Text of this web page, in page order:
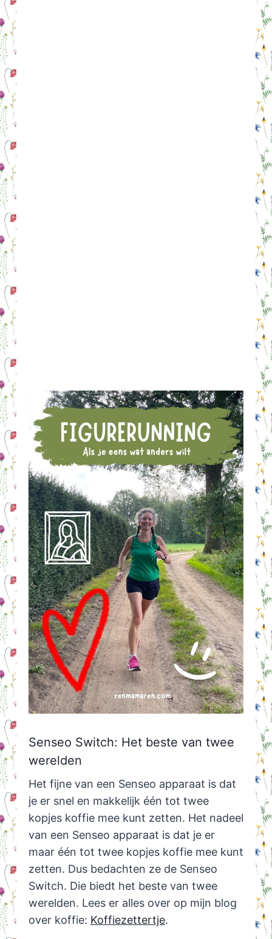
Senseo Switch: Het beste van twee
werelden
Het fijne van een Senseo apparaat is dat
je er snel en makkelijk één tot twee
kopjes koffie mee kunt zetten. Het nadeel
van een Senseo apparaat is dat je er
maar één tot twee kopjes koffie mee kunt
zetten. Dus bedachten ze de Senseo
Switch. Die biedt het beste van twee
werelden. Lees er alles over op mijn blog
over koffie: Koffiezettertje.